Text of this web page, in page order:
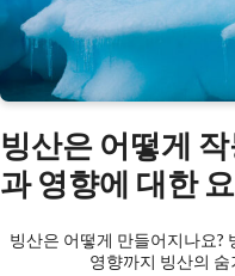
빙산은 어떻게
과 영향에 대한
빙산은 어떻게 만들어지나요?
영향까지 빙산의